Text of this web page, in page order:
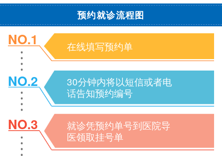
预约就诊流程图
NO.1 在线填写预约单
NO.2
30分钟内将以短信或者电
话告知预约编号
NO.3
就诊凭预约单号到医院导
医领取挂号单